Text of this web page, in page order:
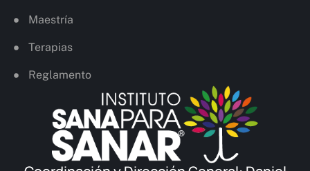
Maestría
Terapias
Reglamento